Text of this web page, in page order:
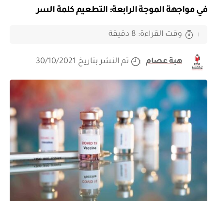
في مواجهة الموجة الرابعة: التطعيم كلمة السر
هبة عصام تم النشر بتاريخ 30/10/2021
وقت القراءة: 8 دقيقة